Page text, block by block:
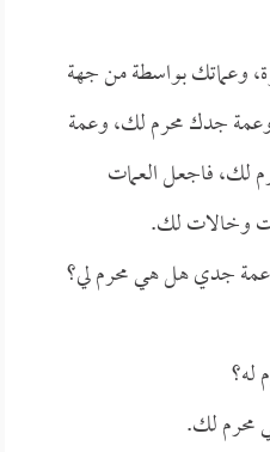
وعماتك بواسطة من جهة
جدك محرم لك، وعمة
لك، فاجعل العمات
وخالات لك.
عمة جدي هل هي محرم لي؟
له؟
محرم لك.